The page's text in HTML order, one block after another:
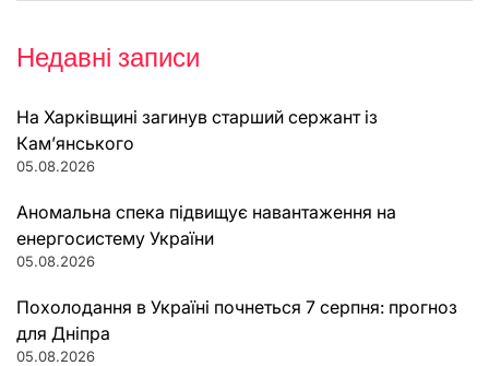
Недавні записи
На Харківщині загинув старший сержант із
Кам’янського
05.08.2026
Аномальна спека підвищує навантаження на
енергосистему України
05.08.2026
Похолодання в Україні почнеться 7 серпня: прогноз
для Дніпра
05.08.2026